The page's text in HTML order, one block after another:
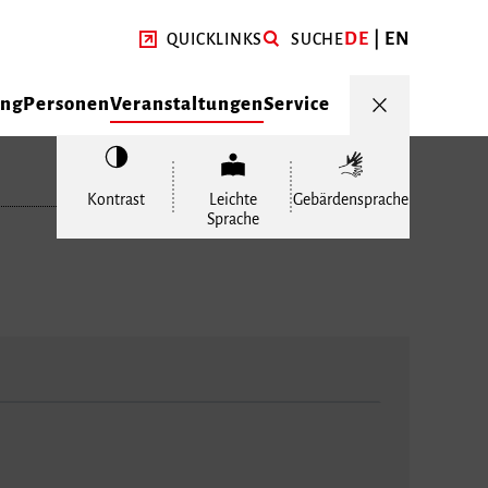
QUICKLINKS SUCHEDE EN
PersonenVeranstaltungenService
Kontrast
Leichte
Sprache
Gebärdensprache